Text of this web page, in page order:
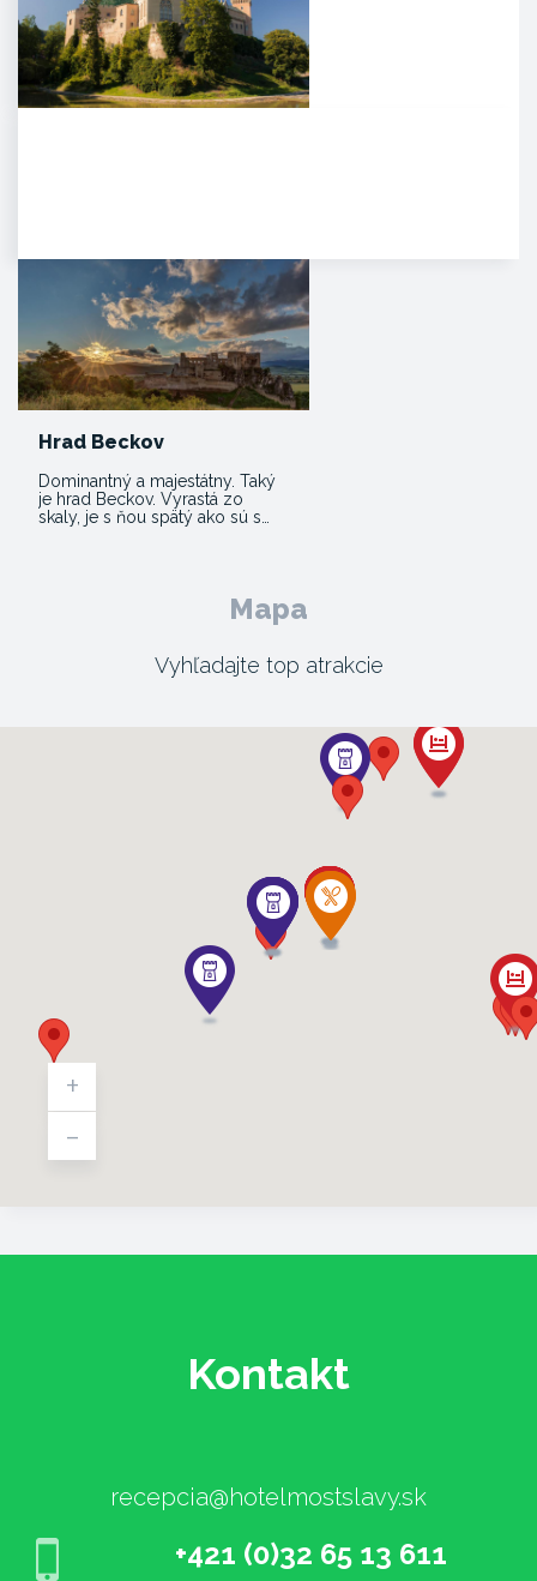
Hrad Beckov
Dominantný a majestátny. Taký
je hrad Beckov. Vyrastá zo
skaly, je s ňou spätý ako sú s…
Mapa
Vyhľadajte top atrakcie
+
-
Kontakt
recepcia@hotelmostslavy.sk
+421 (0)32 65 13 611